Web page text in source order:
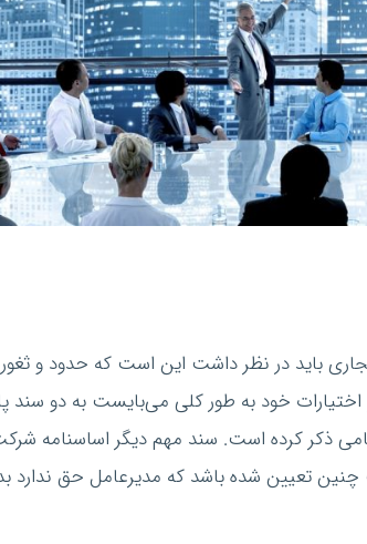
باید در نظر داشت این است که حدود و
خود به طور کلی می‌بایست به دو سند
ذکر کرده است. سند مهم دیگر اساسنامه
تعیین شده باشد که مدیرعامل حق